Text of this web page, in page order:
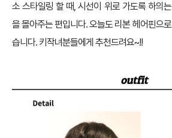
소 스타일링 할 때, 시선이 위로 가도록 하의
을 몰아주는 편입니다. 오늘도 리본 헤어핀으
습니다. 키작녀분들에게 추천드려요~!!